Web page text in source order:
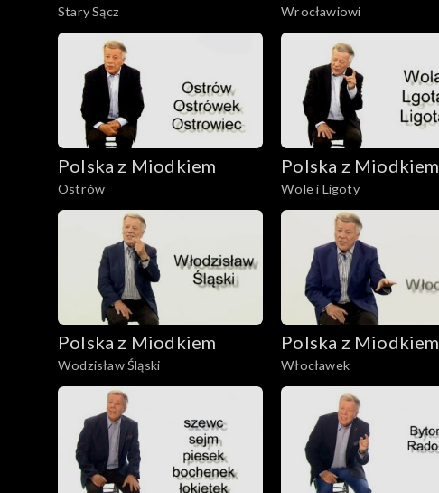
Stary Sącz Wrocławiowi
Polska z Miodkiem
Ostrów
Polska z Miodkiem
Wole i Ligoty
Polska z Miodkiem
Wodzisław Śląski
Polska z Miodkiem
Włocławek